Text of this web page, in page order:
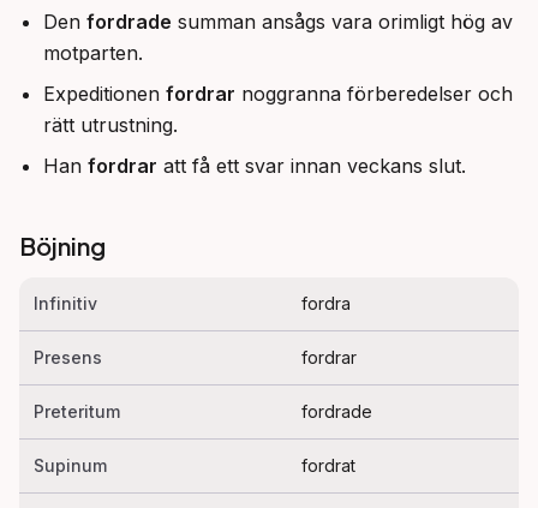
Den fordrade summan ansågs vara orimligt hög av
motparten.
Expeditionen fordrar noggranna förberedelser och
rätt utrustning.
Han fordrar att få ett svar innan veckans slut.
Böjning
Infinitiv fordra
Presens fordrar
Preteritum fordrade
Supinum fordrat